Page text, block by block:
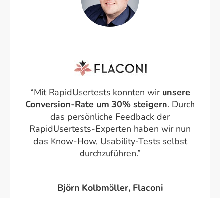
“Mit RapidUsertests konnten wir unsere
Conversion-Rate um 30% steigern. Durch
das persönliche Feedback der
RapidUsertests-Experten haben wir nun
das Know-How, Usability-Tests selbst
durchzuführen.”
Björn Kolbmöller, Flaconi